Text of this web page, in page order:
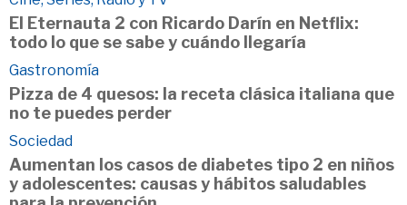
El Eternauta 2 con Ricardo Darín en Netflix:
todo lo que se sabe y cuándo llegaría
Gastronomía
Pizza de 4 quesos: la receta clásica italiana que
no te puedes perder
Sociedad
Aumentan los casos de diabetes tipo 2 en niños
y adolescentes: causas y hábitos saludables